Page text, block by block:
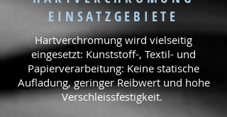
EINSATZGEBIETE
Hartverchromung wird vielseitig
eingesetzt: Kunststoff-, Textil- und
Papierverarbeitung: Keine statische
Aufladung, geringer Reibwert und hohe
Verschleissfestigkeit.